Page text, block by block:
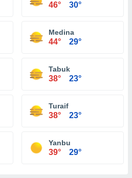
46° 30°
Medina
44° 29°
Tabuk
38° 23°
Turaif
38° 23°
Yanbu
39° 29°